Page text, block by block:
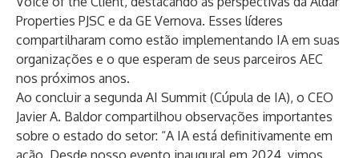
Properties PJSC e da GE Vernova. Esses líderes
compartilharam como estão implementando IA em suas
organizações e o que esperam de seus parceiros AEC
nos próximos anos.
Ao concluir a segunda AI Summit (Cúpula de IA), o CEO
Javier A. Baldor compartilhou observações importantes
sobre o estado do setor: “A IA está definitivamente em
ação. Desde nosso evento inaugural em 2024, vimos